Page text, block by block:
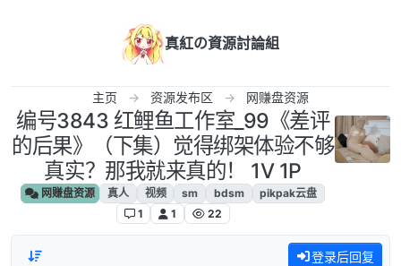
真紅の資源討論組
主页 资源发布区 网赚盘资源
编号3843 红鲤鱼工作室_99《差评
的后果》（下集）觉得绑架体验不够
真实？那我就来真的！ 1V 1P
网赚盘资源 真人 视频 sm bdsm
pikpak云盘
1
1 22
登录后回复